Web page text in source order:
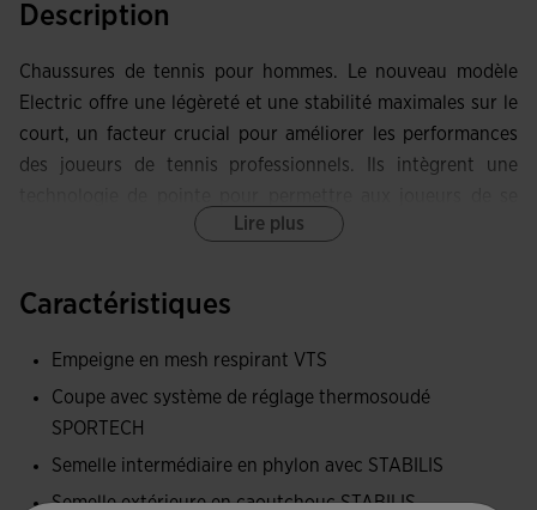
Description
Chaussures de tennis pour hommes. Le nouveau modèle
Electric offre une légèreté et une stabilité maximales sur le
court, un facteur crucial pour améliorer les performances
des joueurs de tennis professionnels. Ils intègrent une
déplacer avec plus d'agilité et de rapidité, facilitant les
Tige fabriquée en mesh technique, un matériau léger et
gardant les pieds frais et secs même lors des séances les
plus intenses.
Ils disposent également de la technologie JOMA
SPORTECH, un système thermosoudé qui offre un
Lire plus
Caractéristiques
Empeigne en mesh respirant VTS
Coupe avec système de réglage thermosoudé
SPORTECH
Semelle intermédiaire en phylon avec STABILIS
Semelle extérieure en caoutchouc STABILIS